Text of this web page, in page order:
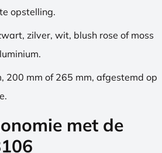
opstelling.
zilver, wit, blush rose of moss
200 mm of 265 mm, afgestemd op
met de